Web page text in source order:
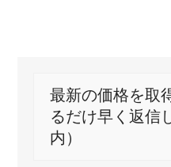
最新の価格を取
るだけ早く返信
内）